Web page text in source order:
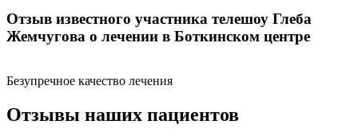
Отзыв известного участника телешоу Глеба
Жемчугова о лечении в Боткинском центре
Безупречное качество лечения
Отзывы наших пациентов